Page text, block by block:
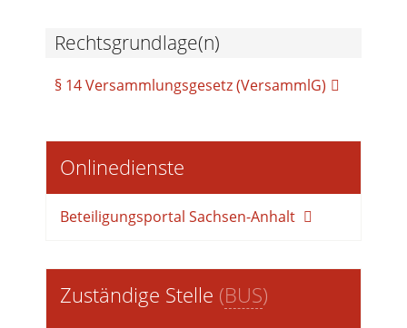
Rechtsgrundlage(n)
§ 14 Versammlungsgesetz (VersammlG)
Onlinedienste
Beteiligungsportal Sachsen-Anhalt
Zuständige Stelle (BUS)